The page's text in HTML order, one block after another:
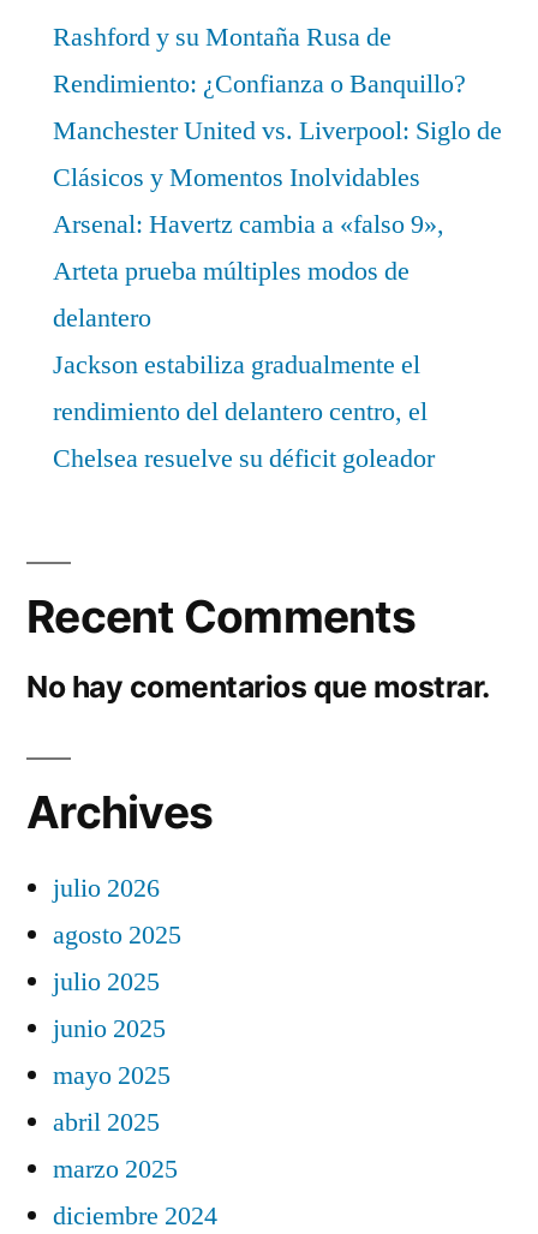
Rashford y su Montaña Rusa de
Rendimiento: ¿Confianza o Banquillo?
Manchester United vs. Liverpool: Siglo de
Clásicos y Momentos Inolvidables
Arsenal: Havertz cambia a «falso 9»,
Arteta prueba múltiples modos de
delantero
Jackson estabiliza gradualmente el
rendimiento del delantero centro, el
Chelsea resuelve su déficit goleador
Recent Comments
No hay comentarios que mostrar.
Archives
julio 2026
agosto 2025
julio 2025
junio 2025
mayo 2025
abril 2025
marzo 2025
diciembre 2024